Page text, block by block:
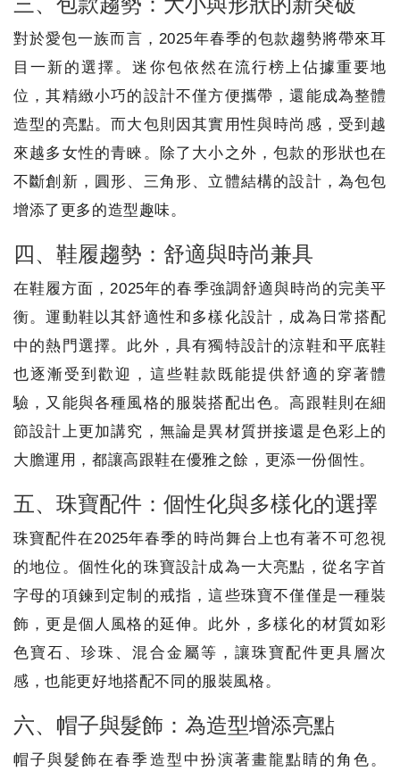
對於愛包一族而言，2025年春季的包款趨勢將帶來耳
目一新的選擇。迷你包依然在流行榜上佔據重要地
位，其精緻小巧的設計不僅方便攜帶，還能成為整體
造型的亮點。而大包則因其實用性與時尚感，受到越
來越多女性的青睞。除了大小之外，包款的形狀也在
不斷創新，圓形、三角形、立體結構的設計，為包包
增添了更多的造型趣味。
四、鞋履趨勢：舒適與時尚兼具
在鞋履方面，2025年的春季強調舒適與時尚的完美平
衡。運動鞋以其舒適性和多樣化設計，成為日常搭配
中的熱門選擇。此外，具有獨特設計的涼鞋和平底鞋
也逐漸受到歡迎，這些鞋款既能提供舒適的穿著體
驗，又能與各種風格的服裝搭配出色。高跟鞋則在細
節設計上更加講究，無論是異材質拼接還是色彩上的
大膽運用，都讓高跟鞋在優雅之餘，更添一份個性。
五、珠寶配件：個性化與多樣化的選擇
珠寶配件在2025年春季的時尚舞台上也有著不可忽視
的地位。個性化的珠寶設計成為一大亮點，從名字首
字母的項鍊到定制的戒指，這些珠寶不僅僅是一種裝
飾，更是個人風格的延伸。此外，多樣化的材質如彩
色寶石、珍珠、混合金屬等，讓珠寶配件更具層次
感，也能更好地搭配不同的服裝風格。
六、帽子與髮飾：為造型增添亮點
帽子與髮飾在春季造型中扮演著畫龍點睛的角色。